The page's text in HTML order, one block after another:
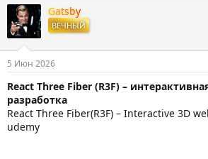
т
о
р
т
е
м
ы
т
а
н
а
л
а
Gatsby
ВЕЧНЫЙ
5 Июн 2026
React Three Fiber (R3F) –
разработка
React Three Fiber(R3F) – Interactive 3D
udemy